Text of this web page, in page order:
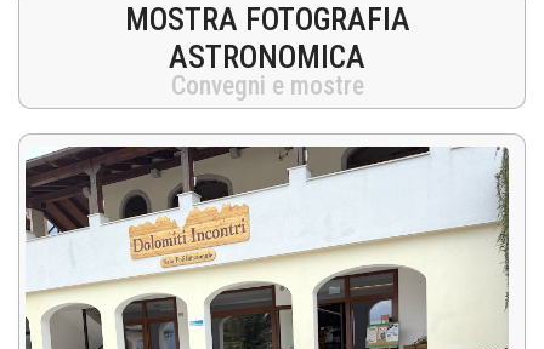
MOSTRA FOTOGRAFIA
ASTRONOMICA
Convegni e mostre